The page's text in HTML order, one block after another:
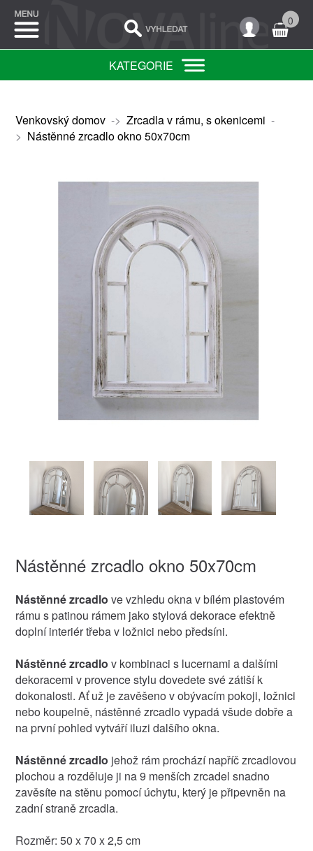
0
KATEGORIE
Venkovský domov-> Zrcadla v rámu, s okenicemi -
> Nástěnné zrcadlo okno 50x70cm
Nástěnné zrcadlo okno 50x70cm
Nástěnné zrcadlo ve vzhledu okna v bílém plastovém
rámu s patinou rámem jako stylová dekorace efektně
doplní interiér třeba v ložnici nebo předsíni.
Nástěnné zrcadlo v kombinaci s lucernami a dalšími
dekoracemi v provence stylu dovedete své zátiší k
dokonalosti. Ať už je zavěšeno v obývacím pokoji, ložnici
nebo koupelně, nástěnné zrcadlo vypadá všude dobře a
na první pohled vytváří iluzi dalšího okna.
Nástěnné zrcadlo jehož rám prochází napříč zrcadlovou
plochou a rozděluje ji na 9 menších zrcadel snadno
zavěsíte na stěnu pomocí úchytu, který je připevněn na
zadní straně zrcadla.
Rozměr: 50 x 70 x 2,5 cm